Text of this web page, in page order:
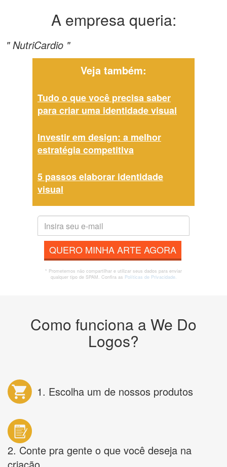
A empresa queria:
" NutriCardio "
Veja também:
Tudo o que você precisa saber
para criar uma identidade visual
Investir em design: a melhor
estratégia competitiva
5 passos elaborar identidade
visual
QUERO MINHA ARTE AGORA
* Prometemos não compartilhar e utilizar seus dados para enviar
qualquer tipo de SPAM. Confira as Políticas de Privacidade.
Como funciona a We Do
Logos?
1. Escolha um de nossos produtos
2. Conte pra gente o que você deseja na